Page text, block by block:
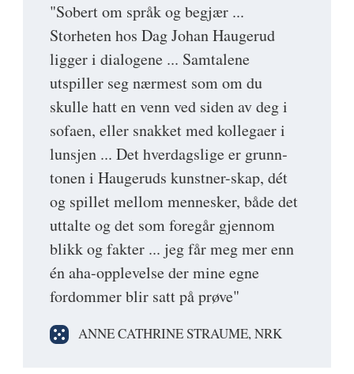
"Sobert om språk og begjær ...
Storheten hos Dag Johan Haugerud
ligger i dialogene ... Samtalene
utspiller seg nærmest som om du
skulle hatt en venn ved siden av deg i
sofaen, eller snakket med kollegaer i
lunsjen ... Det hverdagslige er grunn­
tonen i Haugeruds kunstner-skap, dét
og spillet mellom mennesker, både det
uttalte og det som foregår gjennom
blikk og fakter ... jeg får meg mer enn
én aha-opplevelse der mine egne
fordommer blir satt på prøve"
ANNE CATHRINE STRAUME, NRK